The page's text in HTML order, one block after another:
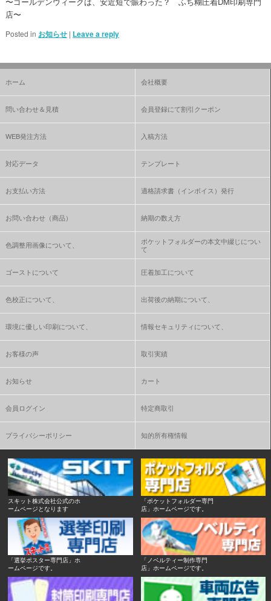
店〜
Posted in お知らせ | Leave a reply
ホーム 会社概要
問い合わせ＆見積 会員登録にて割引クーポン
WEB発注方法 入稿方法
対応データ テンプレート
お支払い方法 適格請求書（インボイス）発行
お問い合わせ（商品） 納期の数え方
色調整用画像について、
ポケットフォルダーの本文中綴じについ
て
ゴーストについて 圧着加工について
色校正について、 出荷後の納期について、
環境に優しい印刷について、 情報セキュリティについて、
お客様の声 取引実績
お知らせ カート
会員ログイン 特定商取引
プライバシーポリシー 知的所有権情報
スキット株式会社公式のホ
ームページとなります
「ポケットフォルダー専門
店」ホームページです。
「選挙ポスター専門店」ホ
ームページです。
「ノベルティー制作専門
店」ホームページです。